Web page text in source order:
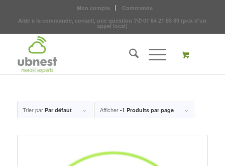
Mon compte
Commande
Aide à la commande, conseil, une question ?✆ 01 84 21 85 89 (prix d'un
appel local)
Trier par Par défaut Afficher -1 Produits par page